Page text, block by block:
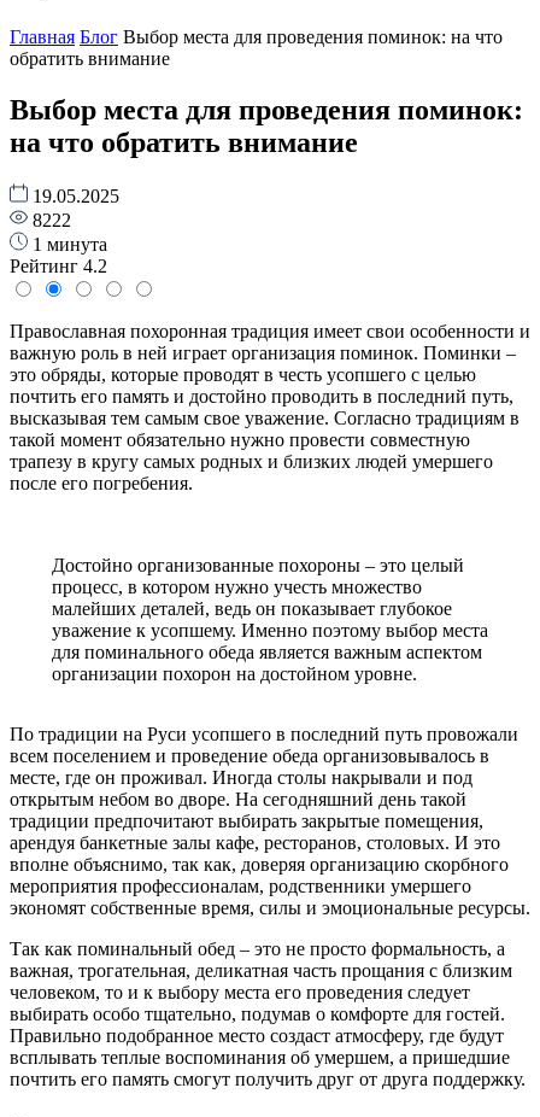
Главная Блог Выбор места для проведения поминок: на что
обратить внимание
Выбор места для проведения поминок:
на что обратить внимание
19.05.2025
8222
1 минута
Рейтинг 4.2
Православная похоронная традиция имеет свои особенности и
важную роль в ней играет организация поминок. Поминки –
это обряды, которые проводят в честь усопшего с целью
почтить его память и достойно проводить в последний путь,
высказывая тем самым свое уважение. Согласно традициям в
такой момент обязательно нужно провести совместную
трапезу в кругу самых родных и близких людей умершего
после его погребения.
Достойно организованные похороны – это целый
процесс, в котором нужно учесть множество
малейших деталей, ведь он показывает глубокое
уважение к усопшему. Именно поэтому выбор места
для поминального обеда является важным аспектом
организации похорон на достойном уровне.
По традиции на Руси усопшего в последний путь провожали
всем поселением и проведение обеда организовывалось в
месте, где он проживал. Иногда столы накрывали и под
открытым небом во дворе. На сегодняшний день такой
традиции предпочитают выбирать закрытые помещения,
арендуя банкетные залы кафе, ресторанов, столовых. И это
вполне объяснимо, так как, доверяя организацию скорбного
мероприятия профессионалам, родственники умершего
экономят собственные время, силы и эмоциональные ресурсы.
Так как поминальный обед – это не просто формальность, а
важная, трогательная, деликатная часть прощания с близким
человеком, то и к выбору места его проведения следует
выбирать особо тщательно, подумав о комфорте для гостей.
Правильно подобранное место создаст атмосферу, где будут
всплывать теплые воспоминания об умершем, а пришедшие
почтить его память смогут получить друг от друга поддержку.